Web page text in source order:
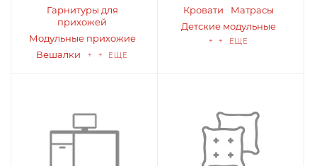
Гарнитуры для
прихожей
Модульные прихожие
Вешалки
+ + ЕЩЕ
Кровати
Матрасы
Детские модульные
+ + ЕЩЕ